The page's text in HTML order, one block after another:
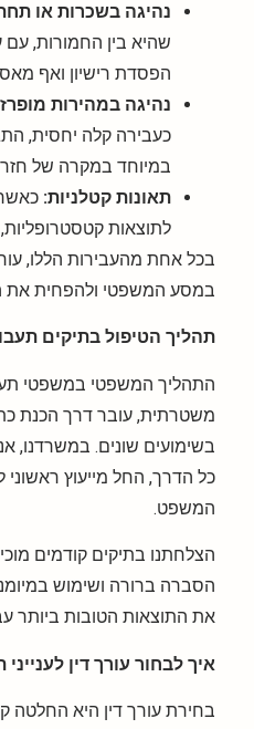
נהיגה בשכרות או
שהיא בין החמורות, עם
הפסדת רישיון ואף
נהיגה במהירות
כעבירה קלה יחסית,
במיוחד במקרה של
תאונות קטלניות:
לתוצאות
בכל אחת מהעבירות הללו,
במסע המשפטי ולהפחית את
תהליך הטיפול בתיקים
התהליך המשפטי במשפטי
משטרתית, עובר דרך הכנת
בשימועים שונים. במשרדנו,
כל הדרך, החל מייעוץ ראשוני
המשפט.
הצלחתנו בתיקים קודמים
הסברה ברורה ושימוש
את התוצאות הטובות ביותר
איך לבחור עורך דין
בחירת עורך דין היא החלטה